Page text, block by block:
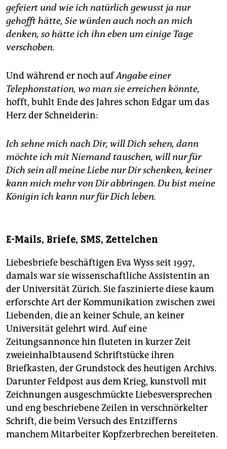
gefeiert und wie ich natürlich gewusst ja nur
gehofft hätte, Sie würden auch noch an mich
denken, so hätte ich ihn eben um einige Tage
verschoben.
Und während er nochaufAngabe einer
Telephonstation, wo man sie erreichen könnte,
hofft, buhlt Ende des Jahres schon Edgar um das
Herz der Schneiderin:
Ich sehne mich nach Dir, will Dich sehen, dann
möchte ich mit Niemand tauschen, will nur für
Dich sein all meine Liebe nur Dir schenken, keiner
kann mich mehr von Dir abbringen. Du bist meine
Königin ich kann nur für Dich leben.
E-Mails, Briefe, SMS, Zettelchen
Liebesbriefe beschäftigen Eva Wyss seit 1997,
damals war sie wissenschaftliche Assistentin an
der Universität Zürich. Sie faszinierte diese kaum
erforschte Art der Kommunikation zwischen zwei
Liebenden, die an keiner Schule, an keiner
Universität gelehrt wird. Auf eine
Zeitungsannonce hin fluteten in kurzer Zeit
zweieinhalbtausend Schriftstücke ihren
Briefkasten, der Grundstock des heutigen Archivs.
Darunter Feldpost aus dem Krieg, kunstvoll mit
Zeichnungen ausgeschmückte Liebesversprechen
und eng beschriebene Zeilen in verschnörkelter
Schrift, die beim Versuch des Entzifferns
manchem Mitarbeiter Kopfzerbrechen bereiteten.